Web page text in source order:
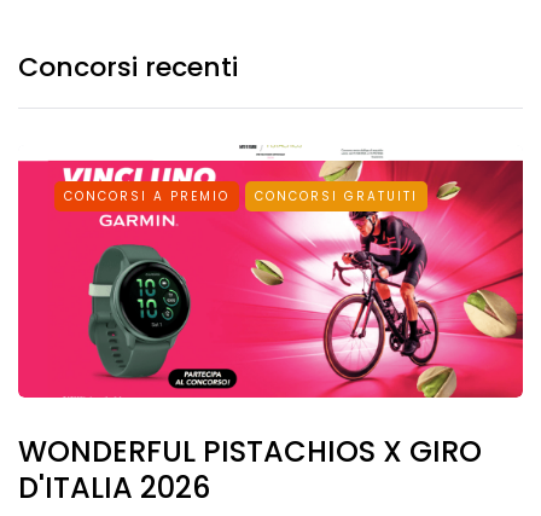
Concorsi recenti
CONCORSI A PREMIO CONCORSI GRATUITI
WONDERFUL PISTACHIOS X GIRO
D'ITALIA 2026